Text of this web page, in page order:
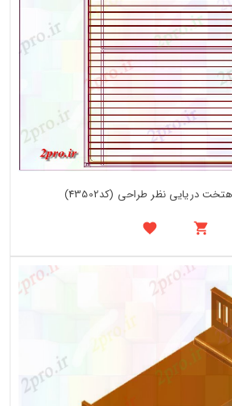
دریایی نظر طراحی (کد43502)